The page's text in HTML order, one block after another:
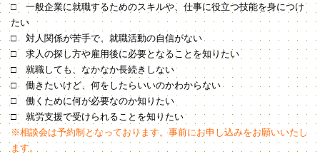
□ 一般企業に就職するためのスキルや、仕事に役立つ技能を身につけ
たい
□ 対人関係が苦手で、就職活動の自信がない
□ 求人の探し方や雇用後に必要となることを知りたい
□ 就職しても、なかなか長続きしない
□ 働きたいけど、何をしたらいいのかわからない
□ 働くために何が必要なのか知りたい
□ 就労支援で受けられることを知りたい
※相談会は予約制となっております。事前にお申し込みをお願いいたし
ます。